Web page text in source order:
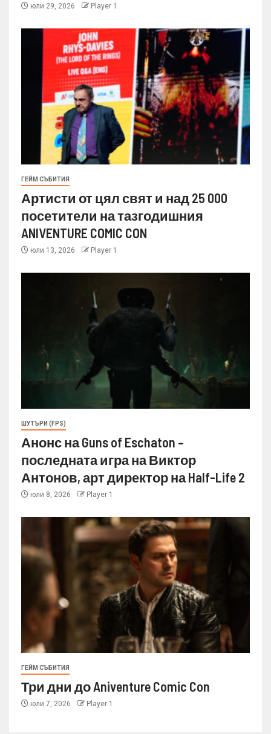
юли 29, 2026 Player 1
ГЕЙМ СЪБИТИЯ
Артисти от цял свят и над 25 000
посетители на тазгодишния
ANIVENTURE COMIC CON
юли 13, 2026 Player 1
ШУТЪРИ (FPS)
Анонс на Guns of Eschaton –
последната игра на Виктор
Антонов, арт директор на Half-Life 2
юли 8, 2026 Player 1
ГЕЙМ СЪБИТИЯ
Три дни до Aniventure Comic Con
юли 7, 2026 Player 1